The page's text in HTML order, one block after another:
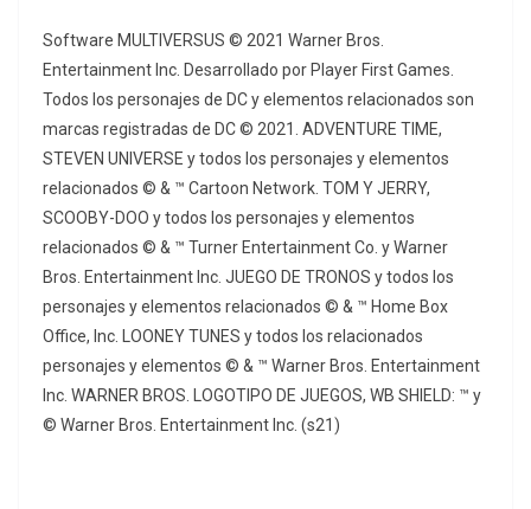
Software MULTIVERSUS © 2021 Warner Bros.
Entertainment Inc. Desarrollado por Player First Games.
Todos los personajes de DC y elementos relacionados son
marcas registradas de DC © 2021. ADVENTURE TIME,
STEVEN UNIVERSE y todos los personajes y elementos
relacionados © & ™ Cartoon Network. TOM Y JERRY,
SCOOBY-DOO y todos los personajes y elementos
relacionados © & ™ Turner Entertainment Co. y Warner
Bros. Entertainment Inc. JUEGO DE TRONOS y todos los
personajes y elementos relacionados © & ™ Home Box
Office, Inc. LOONEY TUNES y todos los relacionados
personajes y elementos © & ™ Warner Bros. Entertainment
Inc. WARNER BROS. LOGOTIPO DE JUEGOS, WB SHIELD: ™ y
© Warner Bros. Entertainment Inc. (s21)